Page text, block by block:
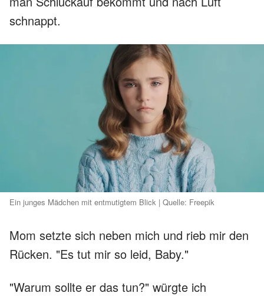
schnappt.
Ein junges Mädchen mit entmutigtem Blick | Quelle: Freepik
Mom setzte sich neben mich und rieb mir den
Rücken. "Es tut mir so leid, Baby."
"Warum sollte er das tun?" würgte ich